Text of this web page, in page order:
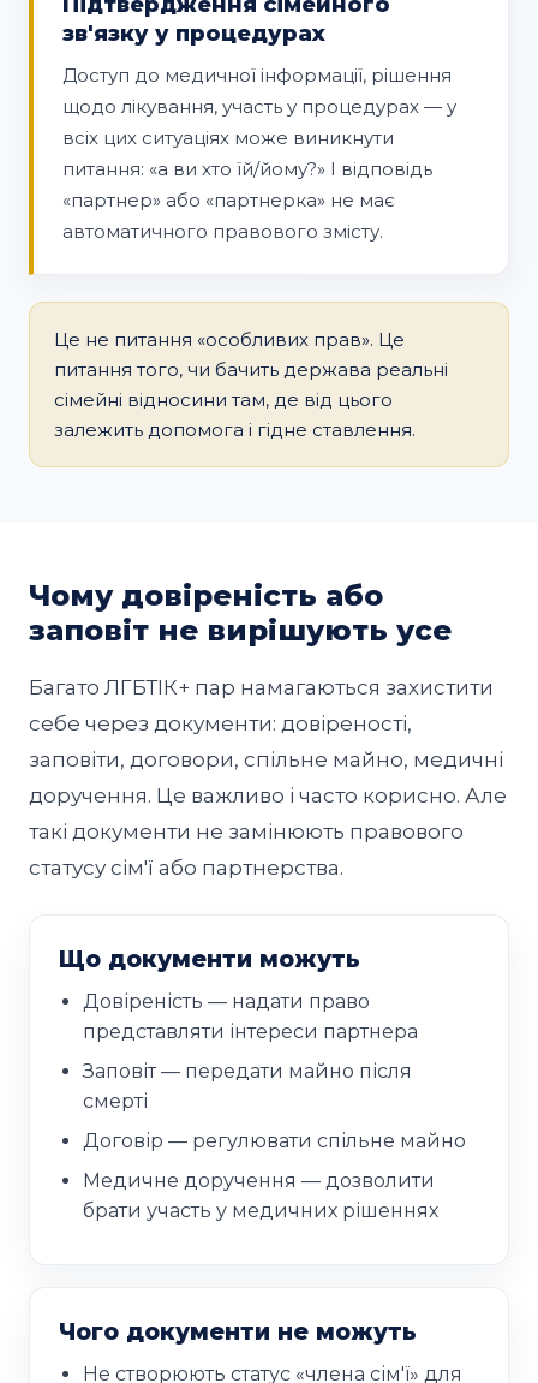
зв'язку у процедурах
Доступ до медичної інформації, рішення
щодо лікування, участь у процедурах — у
всіх цих ситуаціях може виникнути
питання: «а ви хто їй/йому?» І відповідь
«партнер» або «партнерка» не має
автоматичного правового змісту.
Це не питання «особливих прав». Це
питання того, чи бачить держава реальні
сімейні відносини там, де від цього
залежить допомога і гідне ставлення.
Чому довіреність або
заповіт не вирішують усе
Багато ЛГБТІК+ пар намагаються захистити
себе через документи: довіреності,
заповіти, договори, спільне майно, медичні
доручення. Це важливо і часто корисно. Але
такі документи не замінюють правового
статусу сім'ї або партнерства.
Що документи можуть
Довіреність — надати право
представляти інтереси партнера
Заповіт — передати майно після
смерті
Договір — регулювати спільне майно
Медичне доручення — дозволити
брати участь у медичних рішеннях
Чого документи не можуть
Не створюють статус «члена сім'ї» для